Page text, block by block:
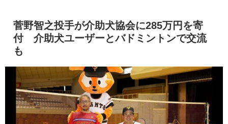
菅野智之投手が介助犬協会に285万円を寄
付 介助犬ユーザーとバドミントンで交流
も